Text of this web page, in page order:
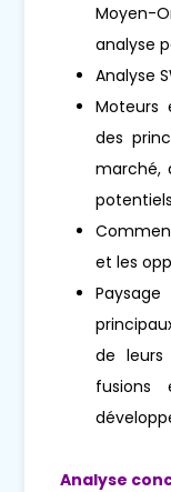
Moyen-
analyse
Analyse
Moteurs
des
marché,
et les
de leurs
fusions
Analyse